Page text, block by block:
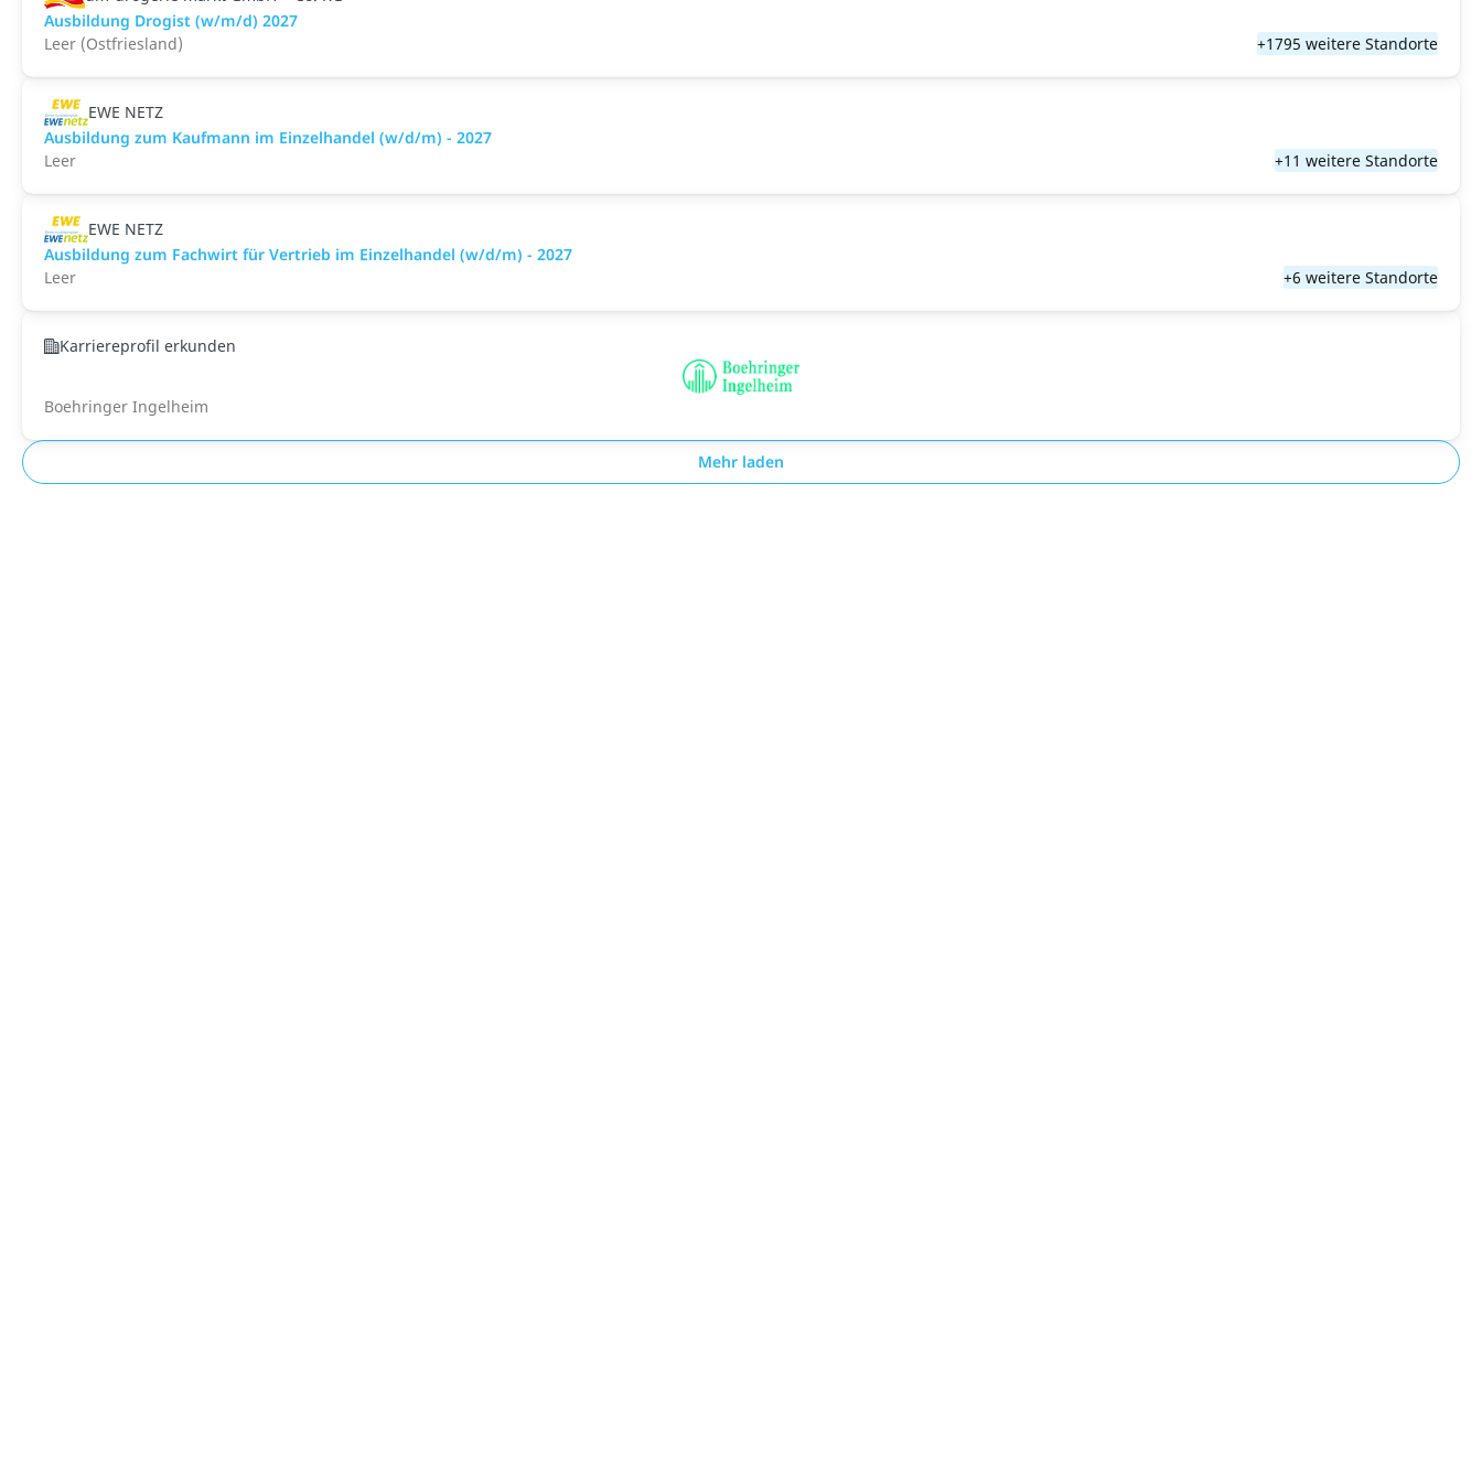
Ausbildung Drogist (w/m/d) 2027
Leer (Ostfriesland)
+1795 weitere Standorte
EWE NETZ
Ausbildung zum Kaufmann im Einzelhandel (w/d/m) - 2027
Leer
+11 weitere Standorte
EWE NETZ
Ausbildung zum Fachwirt für Vertrieb im Einzelhandel (w/d/m) - 2027
Leer
+6 weitere Standorte
Karriereprofil erkunden
Boehringer Ingelheim
Mehr laden